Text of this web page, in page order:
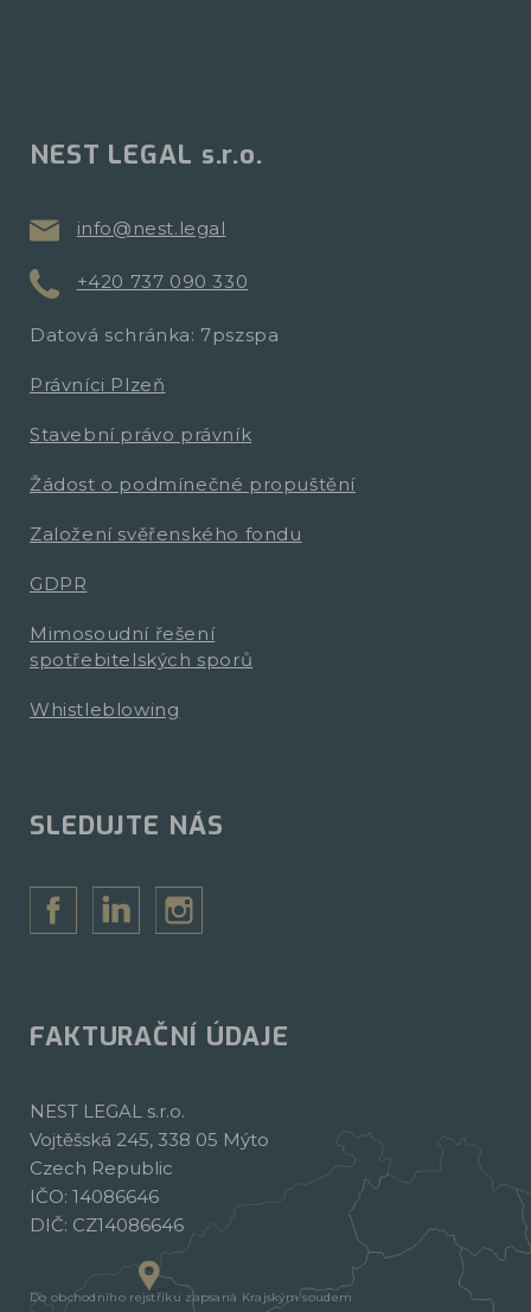
NEST LEGAL s.r.o.
info@nest.legal
+420 737 090 330
Datová schránka: 7pszspa
Právníci Plzeň
Stavební právo právník
Žádost o podmínečné propuštění
Založení svěřenského fondu
GDPR
Mimosoudní řešení
spotřebitelských sporů
Whistleblowing
SLEDUJTE NÁS
FAKTURAČNÍ ÚDAJE
NEST LEGAL s.r.o.
Vojtěšská 245, 338 05 Mýto
Czech Republic
IČO: 14086646
DIČ: CZ14086646
Do obchodního rejstříku zapsaná Krajským soudem